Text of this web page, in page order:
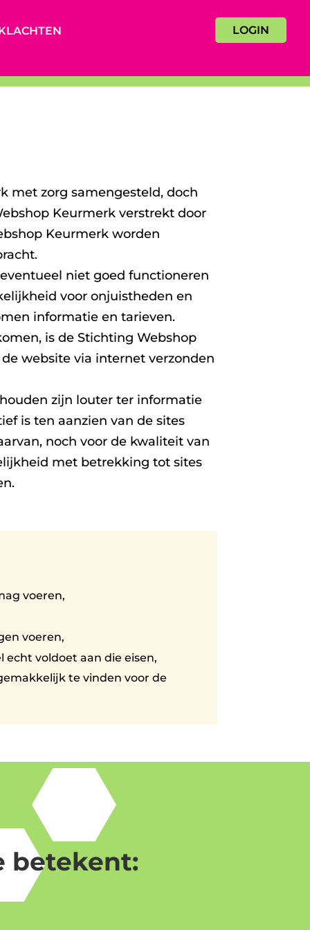
LOGIN
met zorg samengesteld, doch
Keurmerk verstrekt door
Keurmerk worden
niet goed functioneren
voor onjuistheden en
informatie en tarieven.
is de Stichting Webshop
website via internet verzonden
zijn louter ter informatie
is ten aanzien van de sites
noch voor de kwaliteit van
met betrekking tot sites
voeren,
voeren,
voldoet aan die eisen,
te vinden voor de
betekent: